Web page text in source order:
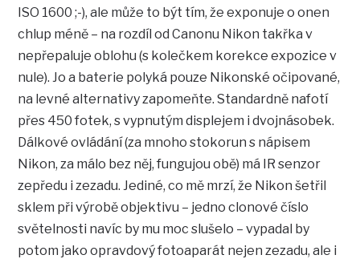
ISO 1600 ;-), ale může to být tím, že exponuje o onen
chlup méně – na rozdíl od Canonu Nikon takřka v
nepřepaluje oblohu (s kolečkem korekce expozice v
nule). Jo a baterie polyká pouze Nikonské očipované,
na levné alternativy zapomeňte. Standardně nafotí
přes 450 fotek, s vypnutým displejem i dvojnásobek.
Dálkové ovládání (za mnoho stokorun s nápisem
Nikon, za málo bez něj, fungujou obě) má IR senzor
zepředu i zezadu. Jediné, co mě mrzí, že Nikon šetřil
sklem při výrobě objektivu – jedno clonové číslo
světelnosti navíc by mu moc slušelo – vypadal by
potom jako opravdový fotoaparát nejen zezadu, ale i